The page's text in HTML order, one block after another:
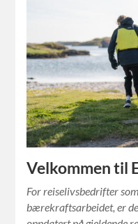
Velkommen til
For reiselivsbedrifter
bærekraftsarbeidet, er